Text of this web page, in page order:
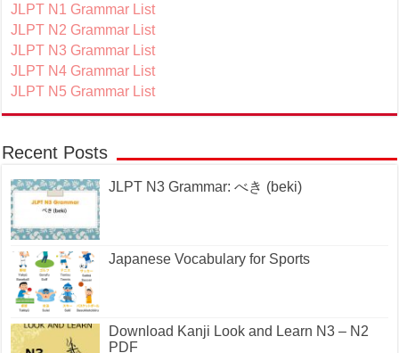
JLPT N1 Grammar List
JLPT N2 Grammar List
JLPT N3 Grammar List
JLPT N4 Grammar List
JLPT N5 Grammar List
Recent Posts
JLPT N3 Grammar: べき (beki)
Japanese Vocabulary for Sports
Download Kanji Look and Learn N3 – N2
PDF